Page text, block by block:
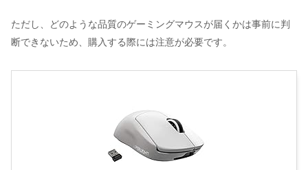
ただし、どのような品質のゲーミングマウスが届くかは事前に判
断できないため、購入する際には注意が必要です。